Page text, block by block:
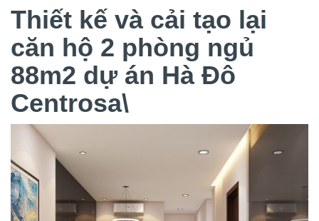
Thiết kế và cải tạo lại
căn hộ 2 phòng ngủ
88m2 dự án Hà Đô
Centrosa\